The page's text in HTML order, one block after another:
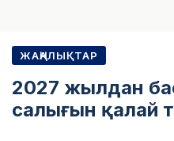
ЖАҢАЛЫҚТАР
2027 жылдан
салығын қалай